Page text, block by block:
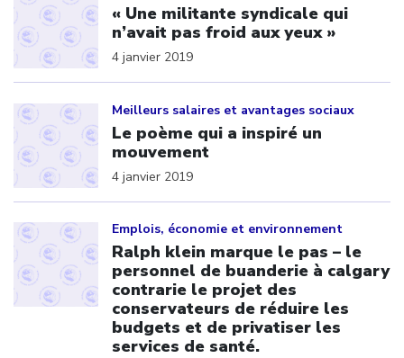
« Une militante syndicale qui
n’avait pas froid aux yeux »
4 janvier 2019
Meilleurs salaires et avantages sociaux
Le poème qui a inspiré un
mouvement
4 janvier 2019
Emplois, économie et environnement
Ralph klein marque le pas – le
personnel de buanderie à calgary
contrarie le projet des
conservateurs de réduire les
budgets et de privatiser les
services de santé.